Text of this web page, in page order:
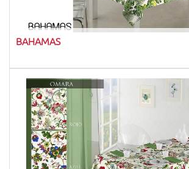
BAHAMAS